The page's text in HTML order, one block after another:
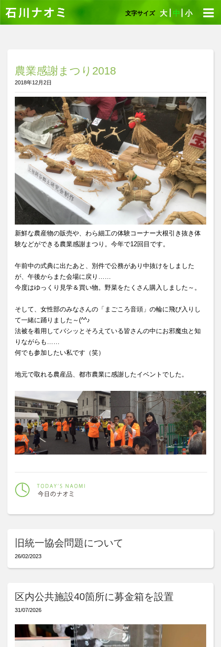
文字サイズ 大 中 小
農業感謝まつり2018
2018年12月2日
新鮮な農産物の販売や、わら細工の体験コーナー大根引き抜き体
験などができる農業感謝まつり。今年で12回目です。
午前中の式典に出たあと、別件で公務があり中抜けをしました
が、午後からまた会場に戻り……
今度はゆっくり見学＆買い物。野菜をたくさん購入しました～。
そして、女性部のみなさんの「まごころ音頭」の輪に飛び入りし
て一緒に踊りました～(^^♪
法被を着用してバシッとそろえている皆さんの中にお邪魔虫と知
りながらも……
何でも参加したい私です（笑）
地元で取れる農産品、都市農業に感謝したイベントでした。
旧統一協会問題について
26/02/2023
区内公共施設40箇所に募金箱を設置
31/07/2026